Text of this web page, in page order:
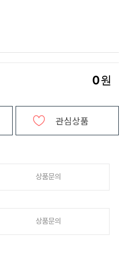
0원
관심상품
상품문의
상품문의